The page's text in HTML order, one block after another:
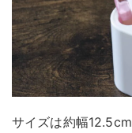
サイズは約幅